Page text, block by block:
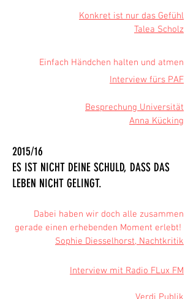
Konkret ist nur das Gefühl
Talea Scholz
Einfach Händchen halten und atmen
Interview fürs PAF
Besprechung Universität
Anna Kücking
2015/16
ES IST NICHT DEINE SCHULD, DASS DAS
LEBEN NICHT GELINGT.
Dabei haben wir doch alle zusammen
gerade einen erhebenden Moment erlebt!
Sophie Diesselhorst, Nachtkritik
Interview mit Radio FLux FM